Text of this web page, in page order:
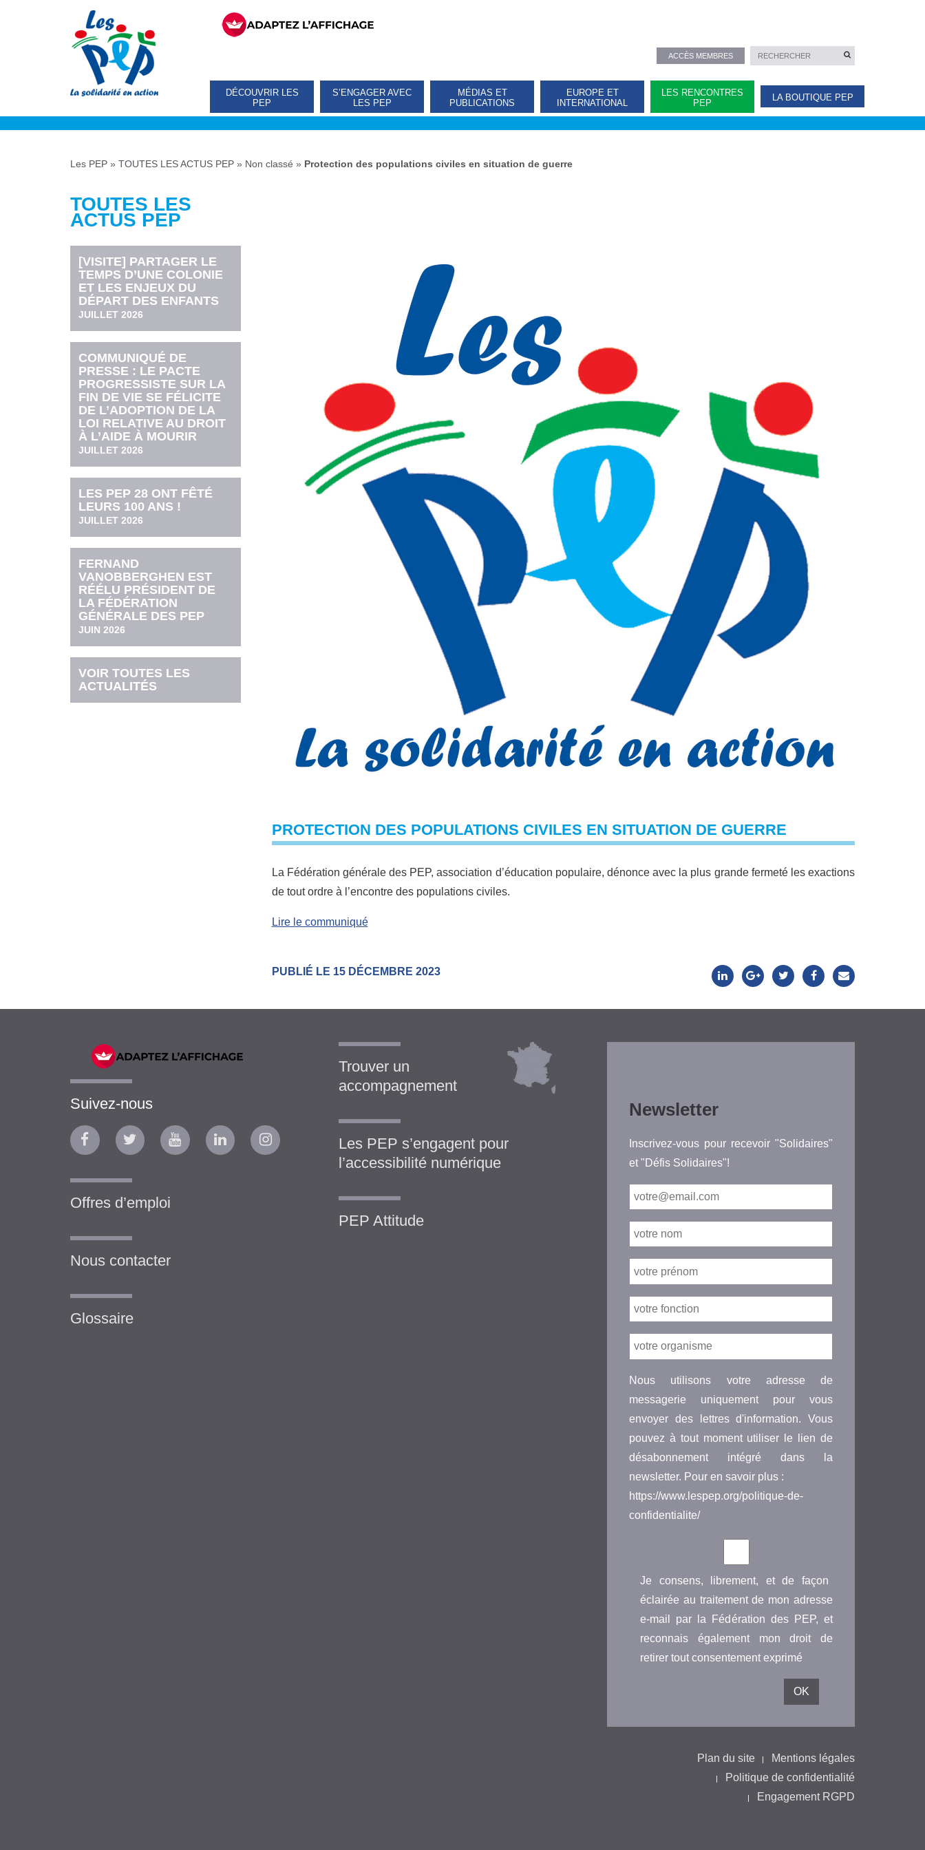
ACCÈS MEMBRES
DÉCOUVRIR LES
PEP
S’ENGAGER AVEC
LES PEP
MÉDIAS ET
PUBLICATIONS
EUROPE ET
INTERNATIONAL
LES RENCONTRES
PEP
LA BOUTIQUE PEP
Les PEP » TOUTES LES ACTUS PEP » Non classé » Protection des populations civiles en situation de guerre
TOUTES LES
ACTUS PEP
[VISITE] PARTAGER LE
TEMPS D’UNE COLONIE
ET LES ENJEUX DU
DÉPART DES ENFANTS
JUILLET 2026
COMMUNIQUÉ DE
PRESSE : LE PACTE
PROGRESSISTE SUR LA
FIN DE VIE SE FÉLICITE
DE L’ADOPTION DE LA
LOI RELATIVE AU DROIT
À L’AIDE À MOURIR
JUILLET 2026
LES PEP 28 ONT FÊTÉ
LEURS 100 ANS !
JUILLET 2026
FERNAND
VANOBBERGHEN EST
RÉÉLU PRÉSIDENT DE
LA FÉDÉRATION
GÉNÉRALE DES PEP
JUIN 2026
VOIR TOUTES LES
ACTUALITÉS
PROTECTION DES POPULATIONS CIVILES EN SITUATION DE GUERRE
La Fédération générale des PEP, association d’éducation populaire, dénonce avec la plus grande fermeté les exactions
de tout ordre à l’encontre des populations civiles.
Lire le communiqué
PUBLIÉ LE 15 DÉCEMBRE 2023
Suivez-nous
Offres d’emploi
Nous contacter
Glossaire
Trouver un
accompagnement
Les PEP s’engagent pour
l’accessibilité numérique
PEP Attitude
Newsletter
Inscrivez-vous pour recevoir "Solidaires"
et "Défis Solidaires"!
Nous utilisons votre adresse de
messagerie uniquement pour vous
envoyer des lettres d'information. Vous
pouvez à tout moment utiliser le lien de
désabonnement intégré dans la
newsletter. Pour en savoir plus :
https://www.lespep.org/politique-de-
confidentialite/
Je consens, librement, et de façon
éclairée au traitement de mon adresse
e-mail par la Fédération des PEP, et
reconnais également mon droit de
retirer tout consentement exprimé
Plan du site
Mentions légales
Politique de confidentialité
Engagement RGPD